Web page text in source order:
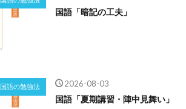
国語「暗記の工夫」
国語の勉強法 2026-08-03
国語「夏期講習・陣中見舞い」